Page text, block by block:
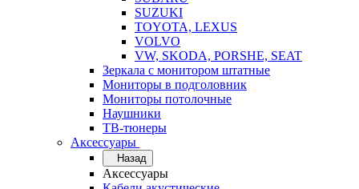
SUZUKI
TOYOTA, LEXUS
VOLVO
VW, SKODA, PORSHE, SEAT
Зеркала с монитором штатные
Мониторы в подголовник
Мониторы потолочные
Наушники
ТВ-тюнеры
Аксессуары
Назад
Аксессуары